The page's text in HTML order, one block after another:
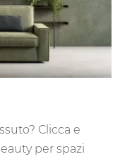
Clicca e
per spazi